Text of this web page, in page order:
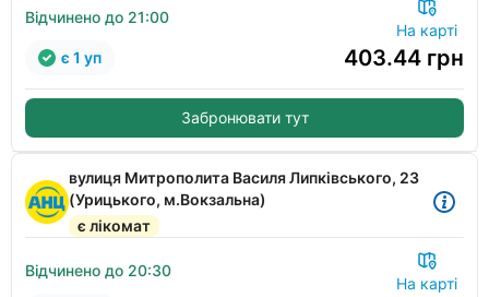
Відчинено до 21:00
На карті
403.44 грн
є 1 уп
Забронювати тут
вулиця Митрополита Василя Липківського, 23
(Урицького, м.Вокзальна)
є лікомат
Відчинено до 20:30
На карті